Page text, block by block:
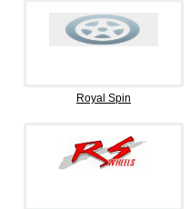
Royal Spin